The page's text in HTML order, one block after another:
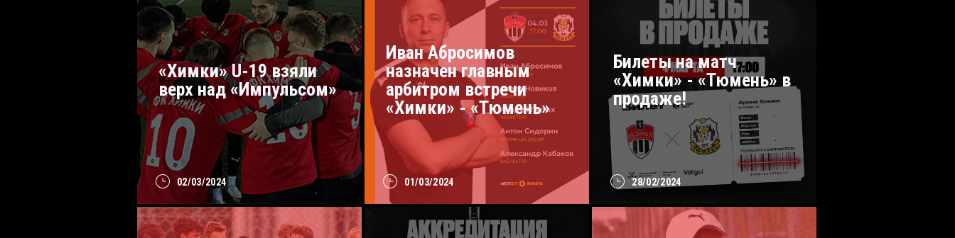
02/03/2024
«Химки» U-19 взяли
верх над «Импульсом»
01/03/2024
Иван Абросимов
назначен главным
арбитром встречи
«Химки» - «Тюмень»
28/02/2024
Билеты на матч
«Химки» - «Тюмень» в
продаже!